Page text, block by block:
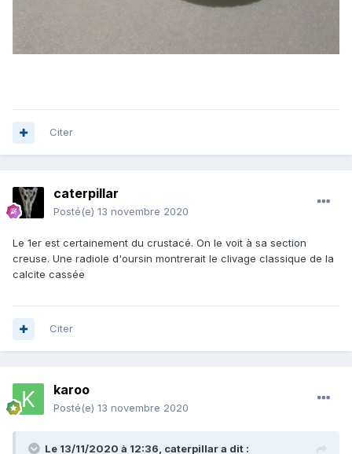
Citer
caterpillar
Posté(e) 13 novembre 2020
Le 1er est certainement du crustacé. On le voit à sa section
creuse. Une radiole d'oursin montrerait le clivage classique de la
calcite cassée
Citer
karoo
Posté(e) 13 novembre 2020
Le 13/11/2020 à 12:36, caterpillara dit :